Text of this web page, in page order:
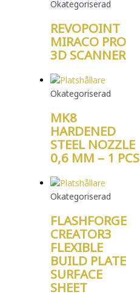
Okategoriserad
REVOPOINT
MIRACO PRO
3D SCANNER
Okategoriserad
MK8
HARDENED
STEEL NOZZLE
0,6 MM – 1 PCS
Okategoriserad
FLASHFORGE
CREATOR3
FLEXIBLE
BUILD PLATE
SURFACE
SHEET